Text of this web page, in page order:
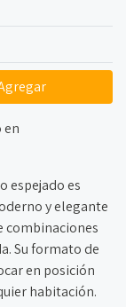
en
espejado es
y elegante
combinaciones
Su formato de
en posición
habitación.